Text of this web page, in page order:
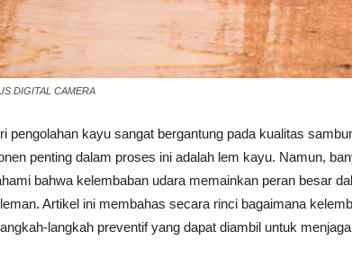
Tahan
Lama
DIGITAL CAMERA
pengolahan kayu sangat bergantung pada kualitas
penting dalam proses ini adalah lem kayu. Namun,
bahwa kelembaban udara memainkan peran besar
Artikel ini membahas secara rinci bagaimana
langkah preventif yang dapat diambil untuk